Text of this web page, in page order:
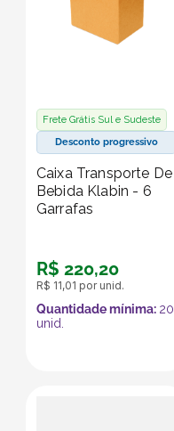
Frete Grátis Sul e Sudeste
Desconto progressivo
Caixa Transporte De
Bebida Klabin - 6
Garrafas
R$ 220,20
R$ 11,01 por unid.
Quantidade mínima: 20
unid.